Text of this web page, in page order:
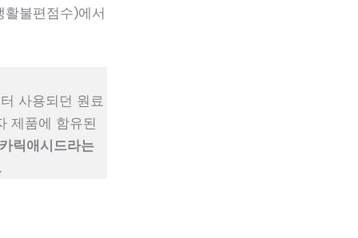
활불편점수)에서
사용되던 원료
제품에 함유된
릭애시드라는